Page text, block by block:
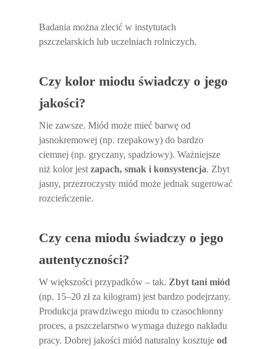
Badania można zlecić w instytutach
pszczelarskich lub uczelniach rolniczych.
Czy kolor miodu świadczy o jego
jakości?
Nie zawsze. Miód może mieć barwę od
jasnokremowej (np. rzepakowy) do bardzo
ciemnej (np. gryczany, spadziowy). Ważniejsze
niż kolor jestzapach, smak i konsystencja. Zbyt
jasny, przezroczysty miód może jednak sugerować
rozcieńczenie.
Czy cena miodu świadczy o jego
autentyczności?
W większości przypadków – tak. Zbyt tani miód
(np. 15–20 zł za kilogram) jest bardzo podejrzany.
Produkcja prawdziwego miodu to czasochłonny
proces, a pszczelarstwo wymaga dużego nakładu
pracy. Dobrej jakości miód naturalny kosztujeod